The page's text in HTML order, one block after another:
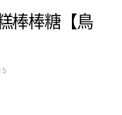
棒棒糖【鳥